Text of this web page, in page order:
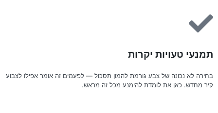
תמנעי טעויות יקרות
בחירה לא נכונה של צבע גורמת להמון תסכול — לפעמים זה אומר אפילו לצבוע
קיר מחדש. כאן את לומדת להימנע מכל זה מראש.